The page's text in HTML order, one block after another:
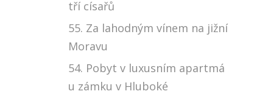
tří císařů
55. Za lahodným vínem na jižní
Moravu
54. Pobyt v luxusním apartmá
u zámku v Hluboké